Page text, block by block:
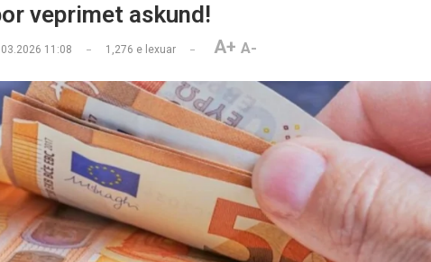
veprimet askund!
11:08 1,276 e lexuar A+ A-